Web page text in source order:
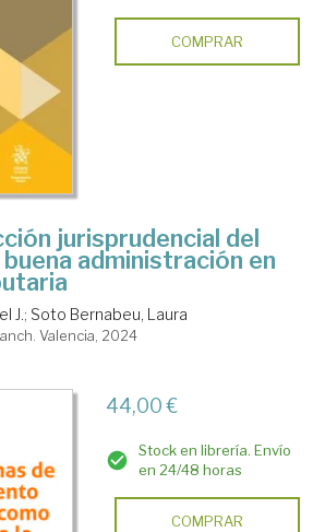
COMPRAR
jurisprudencial del
administración en
J.; Soto Bernabeu, Laura
Valencia, 2024
44,00 €
Stock en librería. Envío
en 24/48 horas
COMPRAR